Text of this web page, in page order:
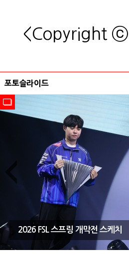
<Copyright ⓒ
포토슬라이드
2026 FSL 스프링 개막전 스케치